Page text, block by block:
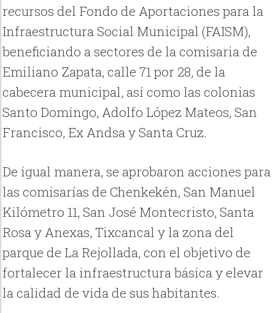
recursos del Fondo de Aportaciones para la
Infraestructura Social Municipal (FAISM),
beneficiando a sectores de la comisaria de
Emiliano Zapata, calle 71 por 28, de la
cabecera municipal, así como las colonias
Santo Domingo, Adolfo López Mateos, San
Francisco, Ex Andsa y Santa Cruz.
De igual manera, se aprobaron acciones para
las comisarías de Chenkekén, San Manuel
Kilómetro 11, San José Montecristo, Santa
Rosa y Anexas, Tixcancal y la zona del
parque de La Rejollada, con el objetivo de
fortalecer la infraestructura básica y elevar
la calidad de vida de sus habitantes.